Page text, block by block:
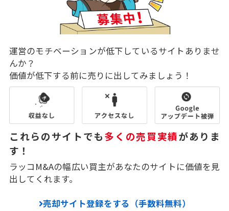
運営のモチベーションが低下しているサイトありませ
んか？
価値が低下する前に売りに出してみましょう！
これらのサイトでも多くの売買実績がありま
す！
ラッコM&Aの幅広い買主があなたのサイトに価値を見
出してくれます。
売却サイト登録をする（手数料無料）